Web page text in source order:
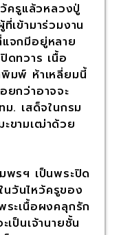
รูแล้วหลวงปู่
เข้ามาร่วมงาน
จกมีอยู่หลาย
ดทวาร เนื้อ
มพ์ ห้าเหลี่ยมนี้
ยกว่าอาจจะ
ม. เสด็จในกรม
ะขามเฒ่าด้วย
รฯ เป็นพระปิด
วันไหว้ครูของ
ะเนื้อผงคลุกรัก
เป็นเจ้านายชั้น